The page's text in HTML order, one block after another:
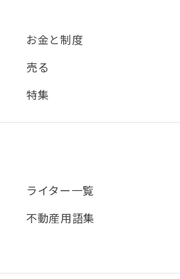
お金と制度
売る
特集
ライター一覧
不動産用語集